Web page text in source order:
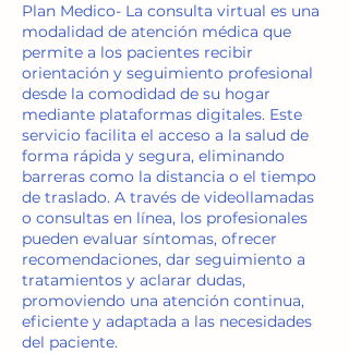
Plan Medico- La consulta virtual es una
modalidad de atención médica que
permite a los pacientes recibir
orientación y seguimiento profesional
desde la comodidad de su hogar
mediante plataformas digitales. Este
servicio facilita el acceso a la salud de
forma rápida y segura, eliminando
barreras como la distancia o el tiempo
de traslado. A través de videollamadas
o consultas en línea, los profesionales
pueden evaluar síntomas, ofrecer
recomendaciones, dar seguimiento a
tratamientos y aclarar dudas,
promoviendo una atención continua,
eficiente y adaptada a las necesidades
del paciente.